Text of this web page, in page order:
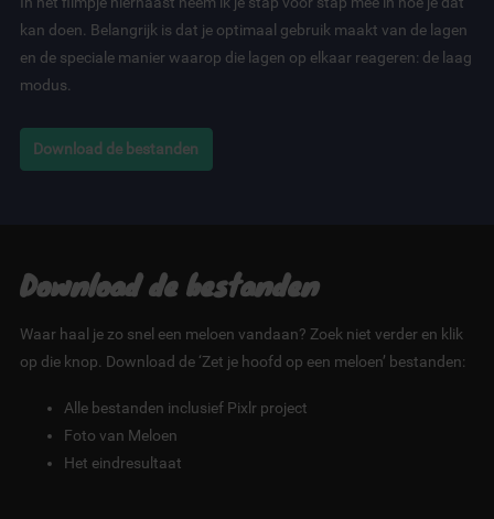
kan doen. Belangrijk is dat je optimaal gebruik maakt van de lagen
en de speciale manier waarop die lagen op elkaar reageren: de laag
modus.
Download de bestanden
Download de bestanden
Waar haal je zo snel een meloen vandaan? Zoek niet verder en klik
op die knop. Download de ‘Zet je hoofd op een meloen’ bestanden:
Alle bestanden inclusief Pixlr project
Foto van Meloen
Het eindresultaat